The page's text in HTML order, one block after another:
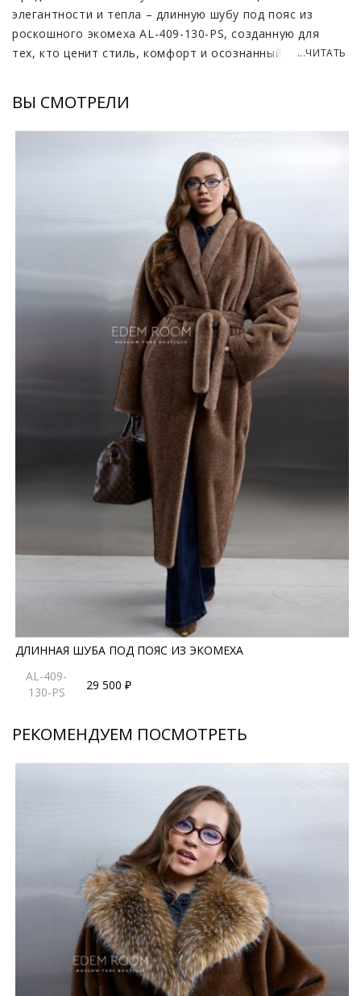
элегантности и тепла – длинную шубу под пояс из
роскошного экомеха AL-409-130-PS, созданную для
тех, кто ценит стиль, комфорт и осознанный выбор.
этичное отношение к природе. Она станет вашим
верным спутником в создании неповторимых образов,
подчеркивая вашу индивидуальность и чувство вкуса.
Изготовленная из высококачественного экомеха под
норку (100% полиэстер), эта шуба не только визуально
неотличима от натурального меха, но и превосходит
его по своим эксплуатационным характеристикам.
Мягкий и приятный на ощупь материал прекрасно
сохраняет тепло, устойчив к износу и прост в уходе.
Благородный цвет соболь (возможны дополнительные
цвета по запросу) придает шубе изысканность и
универсальность, позволяя сочетать ее с различными
элементами гардероба.
Длина шубы125-130 см обеспечивает максимальную
защиту от холода и продувания, позволяя создать
элегантный силуэт. Пояс подчеркивает талию, делая
фигуру более изящной. Широкий размерный ряд (42-62)
позволяет каждой женщине подобрать шубу, идеально
подходящую к типу фигуры.
*описание несет информационный характер, состав и
правила ухода могут быть изменены производителем
...ЧИТАТЬ
ВЫ СМОТРЕЛИ
ДЛИННАЯ ШУБА ПОД ПОЯС ИЗ ЭКОМЕХА
AL-409-
130-PS
29 500 ₽
РЕКОМЕНДУЕМ ПОСМОТРЕТЬ